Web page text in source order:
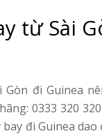
từ Sài
Gòn đi Guinea
0333 320
bay đi Guinea